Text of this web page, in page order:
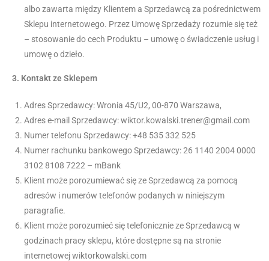
albo zawarta między Klientem a Sprzedawcą za pośrednictwem
Sklepu internetowego. Przez Umowę Sprzedaży rozumie się też
– stosowanie do cech Produktu – umowę o świadczenie usług i
umowę o dzieło.
3. Kontakt ze Sklepem
Adres Sprzedawcy: Wronia 45/U2, 00-870 Warszawa,
Adres e-mail Sprzedawcy: wiktor.kowalski.trener@gmail.com
Numer telefonu Sprzedawcy: +48 535 332 525
Numer rachunku bankowego Sprzedawcy: 26 1140 2004 0000
3102 8108 7222 – mBank
Klient może porozumiewać się ze Sprzedawcą za pomocą
adresów i numerów telefonów podanych w niniejszym
paragrafie.
Klient może porozumieć się telefonicznie ze Sprzedawcą w
godzinach pracy sklepu, które dostępne są na stronie
internetowej wiktorkowalski.com